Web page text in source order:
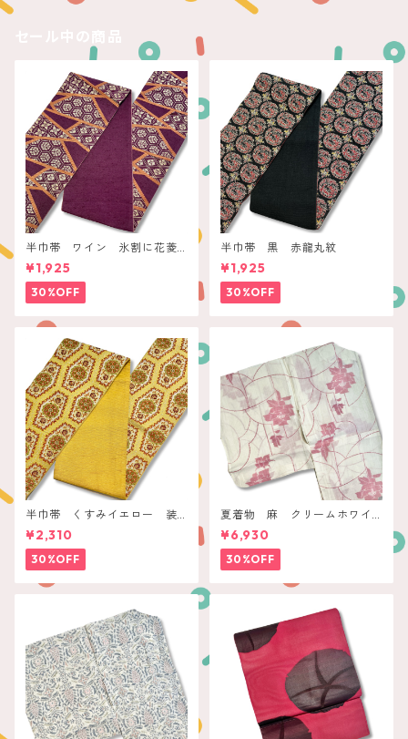
半巾帯 ワイン 氷割に花菱
亀甲
¥1,925
30%OFF
半巾帯 黒 赤龍丸紋
¥1,925
30%OFF
半巾帯 くすみイエロー 装
飾花亀甲
¥2,310
30%OFF
夏着物 麻 クリームホワイ
ト モダンローズ
¥6,930
30%OFF